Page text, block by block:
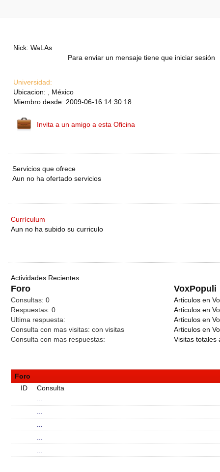
Nick: WaLAs
Para enviar un mensaje tiene que iniciar sesión
Universidad:
Ubicacion: , México
Miembro desde: 2009-06-16 14:30:18
Invita a un amigo a esta Oficina
Servicios que ofrece
Aun no ha ofertado servicios
Currículum
Aun no ha subido su curriculo
Actividades Recientes
Foro VoxPopuli
Consultas: 0
Respuestas: 0
Ultima respuesta:
Consulta con mas visitas: con visitas
Consulta con mas respuestas:
Articulos en
Articulos en
Articulos en
Articulos en
Visitas totales
Foro
ID
Consulta